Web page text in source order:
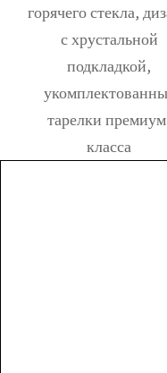
горячего стекла,
с хрустальной
подкладкой,
тарелки
класса